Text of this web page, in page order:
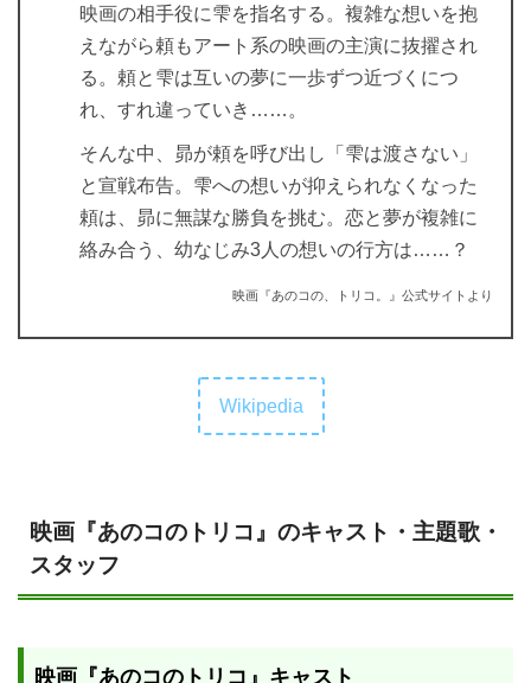
映画の相手役に雫を指名する。複雑な想いを抱
えながら頼もアート系の映画の主演に抜擢され
る。頼と雫は互いの夢に一歩ずつ近づくにつ
れ、すれ違っていき……。
そんな中、昴が頼を呼び出し「雫は渡さない」
と宣戦布告。雫への想いが抑えられなくなった
頼は、昴に無謀な勝負を挑む。恋と夢が複雑に
絡み合う、幼なじみ3人の想いの行方は……？
映画『あのコの、トリコ。』公式サイトより
Wikipedia
映画『あのコのトリコ』のキャスト・主題歌・
スタッフ
映画『あのコのトリコ』キャスト